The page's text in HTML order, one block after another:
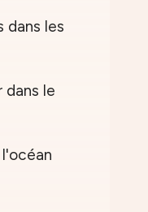
dans les
dans le